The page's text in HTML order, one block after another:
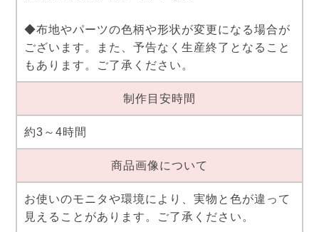
◆布地やパーツの色柄や形状が変更になる場合が
ございます。また、予告なく生産終了となること
もあります。ご了承ください。
制作目安時間
約3～4時間
商品画像について
お使いのモニタや環境により、実物と色が違って
見えることがあります。ご了承ください。